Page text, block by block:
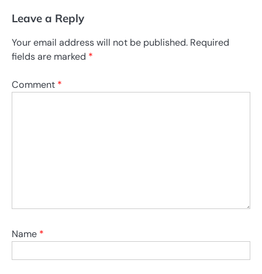
Leave a Reply
Your email address will not be published. Required
fields are marked *
Comment *
Name *